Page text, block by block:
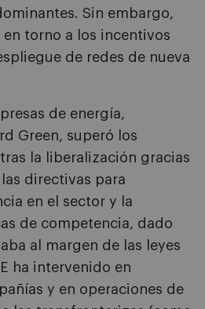
Sin embargo,
torno a los incentivos
de redes de nueva
de energía,
Green, superó los
la liberalización gracias
directivas para
en el sector y la
de competencia, dado
al margen de las leyes
ha intervenido en
y en operaciones de